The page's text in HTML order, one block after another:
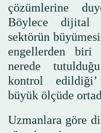
çözümlerine
Böylece dijital
sektörün
engellerden biri
nerede
kontrol edildiği’
büyük ölçüde
Uzmanlara göre